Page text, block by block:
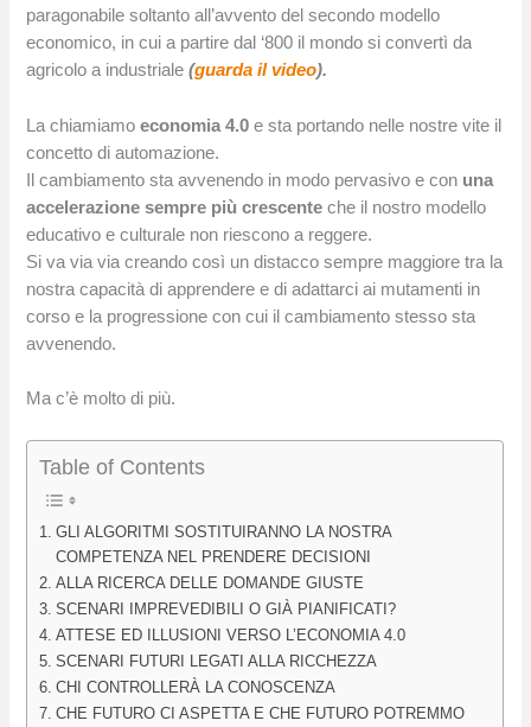
paragonabile soltanto all’avvento del secondo modello
economico, in cui a partire dal ‘800 il mondo si convertì da
agricolo a industriale(guarda il video).
La chiamiamo economia 4.0 e sta portando nelle nostre vite il
concetto di automazione.
Il cambiamento sta avvenendo in modo pervasivo e con una
accelerazione sempre più crescente che il nostro modello
educativo e culturale non riescono a reggere.
Si va via via creando così un distacco sempre maggiore tra la
nostra capacità di apprendere e di adattarci ai mutamenti in
corso e la progressione con cui il cambiamento stesso sta
avvenendo.
Ma c’è molto di più.
Table of Contents
GLI ALGORITMI SOSTITUIRANNO LA NOSTRA
COMPETENZA NEL PRENDERE DECISIONI
ALLA RICERCA DELLE DOMANDE GIUSTE
SCENARI IMPREVEDIBILI O GIÀ PIANIFICATI?
ATTESE ED ILLUSIONI VERSO L’ECONOMIA 4.0
SCENARI FUTURI LEGATI ALLA RICCHEZZA
CHI CONTROLLERÀ LA CONOSCENZA
CHE FUTURO CI ASPETTA E CHE FUTURO POTREMMO